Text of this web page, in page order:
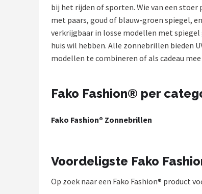
Baby zonnebrillen
POPULAIRE MERKEN
Kingseven
Montuurtjevoorjou
bij het rijden of sporten. Wie van een
met paars, goud of blauw-groen spiegel,
verkrijgbaar in losse modellen met
huis wil hebben. Alle zonnebrillen bieden
modellen te combineren of als cadeau
Fako Fashion® per
Fako Fashion® Zonnebrillen
Voordeligste Fako
Op zoek naar een Fako Fashion® product